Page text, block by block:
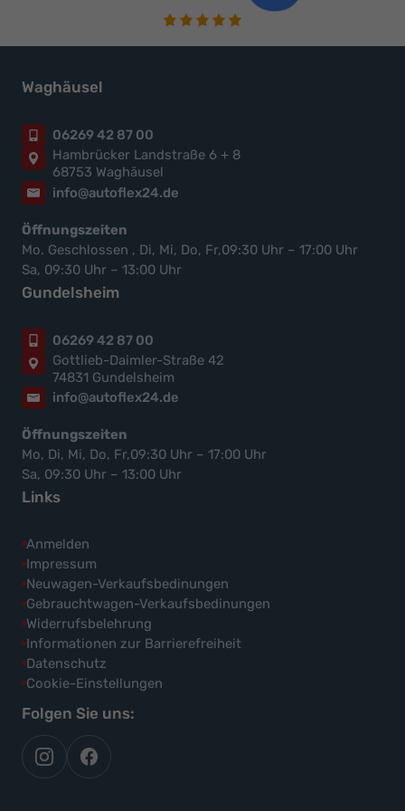
Waghäusel
06269 42 87 00
Hambrücker Landstraße 6 + 8
68753 Waghäusel
info@autoflex24.de
Öffnungszeiten
Mo. Geschlossen , Di, Mi, Do, Fr,09:30 Uhr – 17:00 Uhr
Sa, 09:30 Uhr – 13:00 Uhr
Gundelsheim
06269 42 87 00
Gottlieb-Daimler-Straße 42
74831 Gundelsheim
info@autoflex24.de
Öffnungszeiten
Mo, Di, Mi, Do, Fr,09:30 Uhr – 17:00 Uhr
Sa, 09:30 Uhr – 13:00 Uhr
Links
Anmelden
Impressum
Neuwagen-Verkaufsbedinungen
Gebrauchtwagen-Verkaufsbedinungen
Widerrufsbelehrung
Informationen zur Barrierefreiheit
Datenschutz
Cookie-Einstellungen
Folgen Sie uns:
autoflex
auf
autoflex24
auf